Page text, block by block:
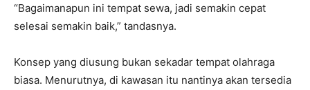
“Bagaimanapun ini tempat sewa, jadi semakin cepat
selesai semakin baik,” tandasnya.
Konsep yang diusung bukan sekadar tempat olahraga
biasa. Menurutnya, di kawasan itu nantinya akan tersedia